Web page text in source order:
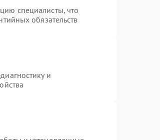
специалисты, что
обязательств
и